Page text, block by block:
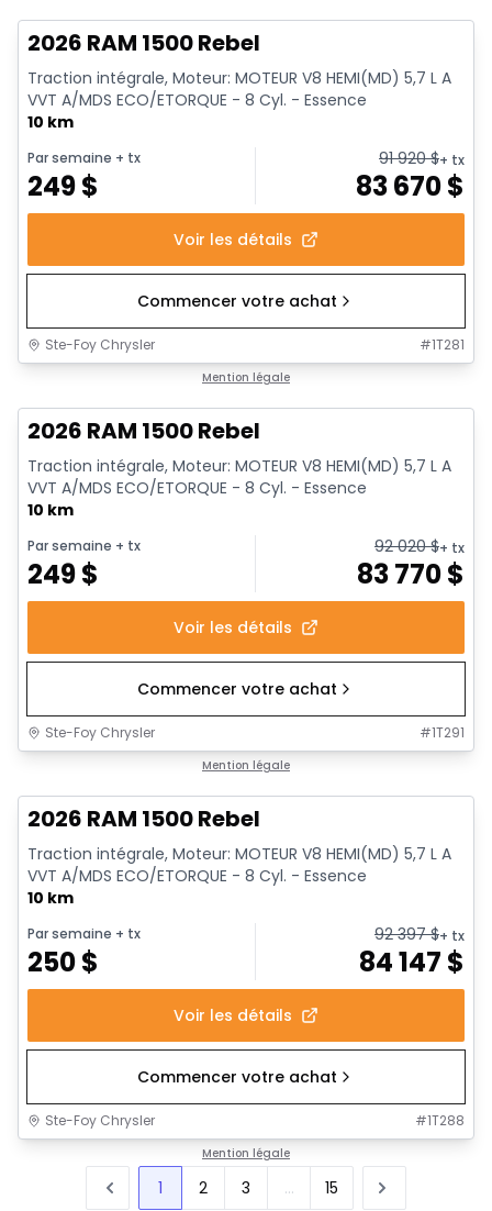
2026 RAM 1500 Rebel
Traction intégrale, Moteur: MOTEUR V8 HEMI(MD) 5,7 L A
VVT A/MDS ECO/ETORQUE - 8 Cyl. - Essence
10 km
Par semaine + tx
249$
91 920$+ tx
83 670$
Voir les détails
Commencer votre achat
Ste-Foy Chrysler #1T281
Mention légale
2026 RAM 1500 Rebel
Traction intégrale, Moteur: MOTEUR V8 HEMI(MD) 5,7 L A
VVT A/MDS ECO/ETORQUE - 8 Cyl. - Essence
10 km
Par semaine + tx
249$
92 020$+ tx
83 770$
Voir les détails
Commencer votre achat
Ste-Foy Chrysler #1T291
Mention légale
2026 RAM 1500 Rebel
Traction intégrale, Moteur: MOTEUR V8 HEMI(MD) 5,7 L A
VVT A/MDS ECO/ETORQUE - 8 Cyl. - Essence
10 km
Par semaine + tx
250$
92 397$+ tx
84 147 $
Voir les détails
Commencer votre achat
Ste-Foy Chrysler #1T288
Mention légale
1 2 3 ... 15